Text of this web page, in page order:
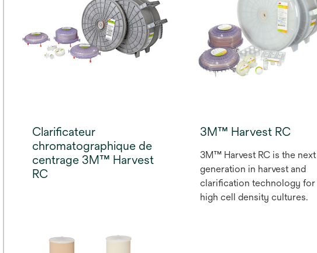
Clarificateur
chromatographique de
centrage 3M™ Harvest
RC
3M™ Harvest RC
3M™ Harvest RC is the next
generation in harvest and
clarification technology for
high cell density cultures.